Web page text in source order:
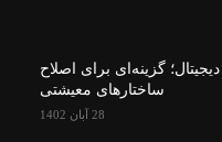
دیجیتال؛ گزینه‌ای برای اصلاح
ساختارهای معیشتی
28 آبان 1402